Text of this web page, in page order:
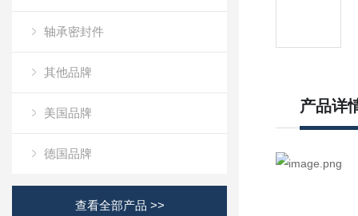
轴承密封件
其他品牌
美国品牌
德国品牌
查看全部产品 >>
产品详